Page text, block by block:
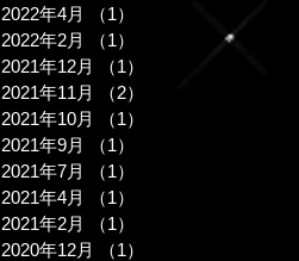
2022年4月
（1）
2022年2月
（1）
2021年12月
（1）
2021年11月
（2）
2021年10月
（1）
2021年9月
（1）
2021年7月
（1）
2021年4月
（1）
2021年2月
（1）
2020年12月
（1）